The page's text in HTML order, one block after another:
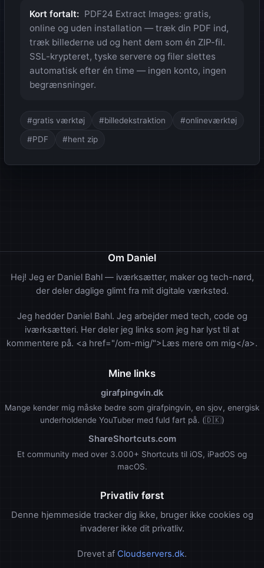
Kort fortalt: PDF24 Extract Images: gratis,
online og uden installation — træk din PDF ind,
træk billederne ud og hent dem som én ZIP-fil.
SSL-krypteret, tyske servere og filer slettes
automatisk efter én time — ingen konto, ingen
begrænsninger.
#gratis værktøj #billedekstraktion #onlineværktøj
#PDF #hent zip
Om Daniel
Hej! Jeg er Daniel Bahl — iværksætter, maker og tech-nørd,
der deler daglige glimt fra mit digitale værksted.
Jeg hedder Daniel Bahl. Jeg arbejder med tech, code og
iværksætteri. Her deler jeg links som jeg har lyst til at
kommentere på. <a href="/om-mig/">Læs mere om mig</a>.
Mine links
girafpingvin.dk
Mange kender mig måske bedre som girafpingvin, en sjov, energisk
underholdende YouTuber med fuld fart på. (🇩🇰)
ShareShortcuts.com
Et community med over 3.000+ Shortcuts til iOS, iPadOS og
macOS.
Privatliv først
Denne hjemmeside tracker dig ikke, bruger ikke cookies og
invaderer ikke dit privatliv.
Drevet af Cloudservers.dk.